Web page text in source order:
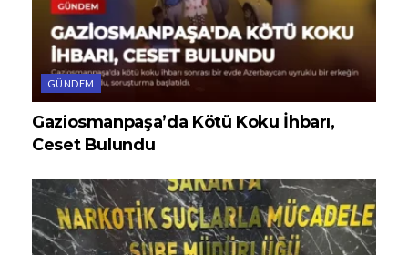
GÜNDEM
Gaziosmanpaşa’da Kötü Koku İhbarı,
Ceset Bulundu